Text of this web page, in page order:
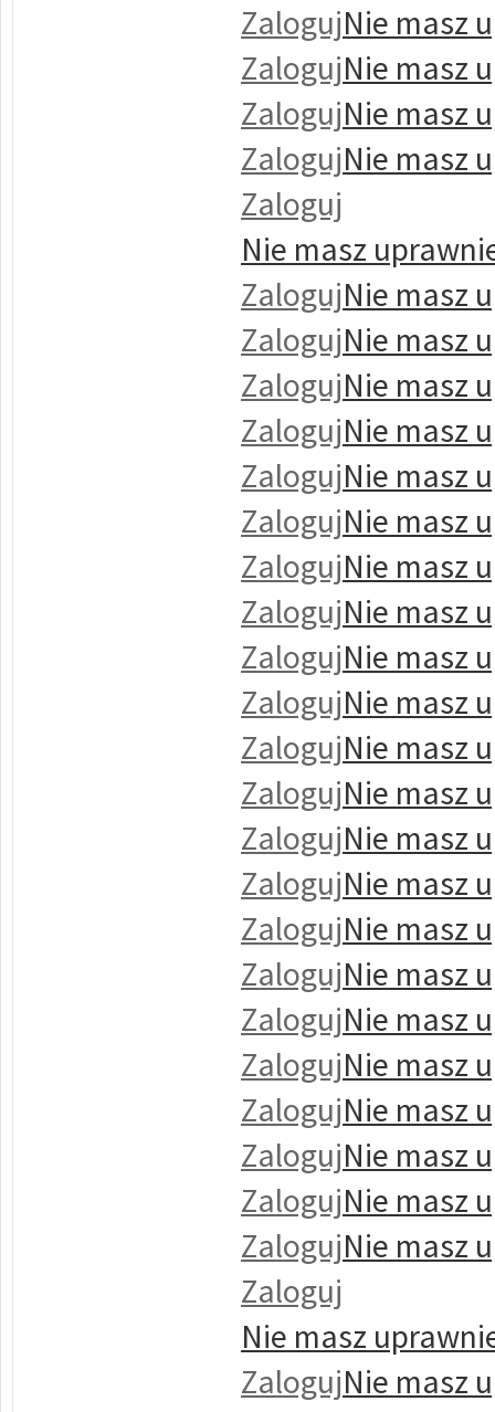
ZalogujNie masz
ZalogujNie masz
ZalogujNie masz
ZalogujNie masz
Zaloguj
Nie masz
ZalogujNie masz
ZalogujNie masz
ZalogujNie masz
ZalogujNie masz
ZalogujNie masz
ZalogujNie masz
ZalogujNie masz
ZalogujNie masz
ZalogujNie masz
ZalogujNie masz
ZalogujNie masz
ZalogujNie masz
ZalogujNie masz
ZalogujNie masz
ZalogujNie masz
ZalogujNie masz
ZalogujNie masz
ZalogujNie masz
ZalogujNie masz
ZalogujNie masz
ZalogujNie masz
ZalogujNie masz
Zaloguj
Nie masz
ZalogujNie masz